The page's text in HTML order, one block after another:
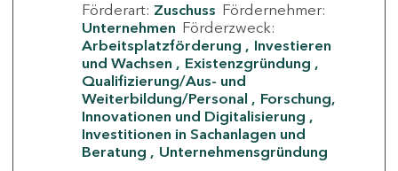
Förderart: Zuschuss Fördernehmer:
Unternehmen Förderzweck:
Arbeitsplatzförderung
Investieren
und Wachsen
Existenzgründung
Qualifizierung/Aus- und
Weiterbildung/Personal
Forschung,
Innovationen und Digitalisierung
Investitionen in Sachanlagen und
Beratung
Unternehmensgründung